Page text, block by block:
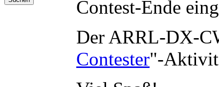
Contest-Ende
Der ARRL-DX-
Contester"-